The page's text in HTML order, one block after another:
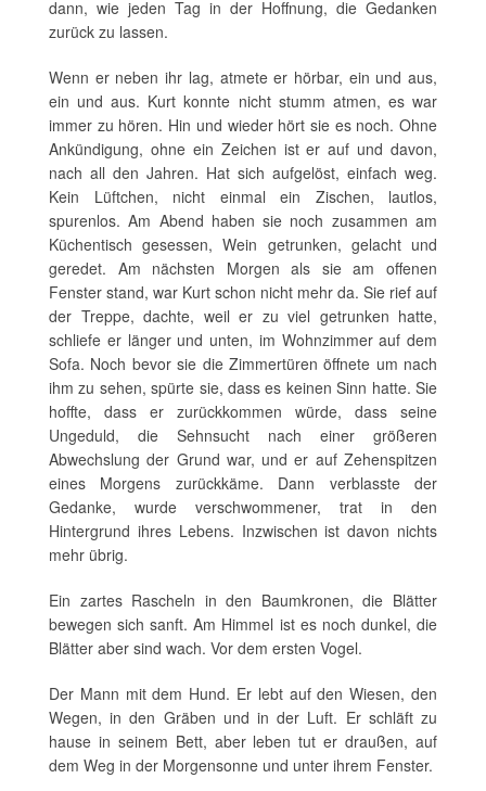
dann, wie jeden Tag in der Hoffnung, die Gedanken
zurück zu lassen.
Wenn er neben ihr lag, atmete er hörbar, ein und aus,
ein und aus. Kurt konnte nicht stumm atmen, es war
immer zu hören. Hin und wieder hört sie es noch. Ohne
Ankündigung, ohne ein Zeichen ist er auf und davon,
nach all den Jahren. Hat sich aufgelöst, einfach weg.
Kein Lüftchen, nicht einmal ein Zischen, lautlos,
spurenlos. Am Abend haben sie noch zusammen am
Küchentisch gesessen, Wein getrunken, gelacht und
geredet. Am nächsten Morgen als sie am offenen
Fenster stand, war Kurt schon nicht mehr da. Sie rief auf
der Treppe, dachte, weil er zu viel getrunken hatte,
schliefe er länger und unten, im Wohnzimmer auf dem
Sofa. Noch bevor sie die Zimmertüren öffnete um nach
ihm zu sehen, spürte sie, dass es keinen Sinn hatte. Sie
hoffte, dass er zurückkommen würde, dass seine
Ungeduld, die Sehnsucht nach einer größeren
Abwechslung der Grund war, und er auf Zehenspitzen
eines Morgens zurückkäme. Dann verblasste der
Gedanke, wurde verschwommener, trat in den
Hintergrund ihres Lebens. Inzwischen ist davon nichts
mehr übrig.
Ein zartes Rascheln in den Baumkronen, die Blätter
bewegen sich sanft. Am Himmel ist es noch dunkel, die
Blätter aber sind wach. Vor dem ersten Vogel.
Der Mann mit dem Hund. Er lebt auf den Wiesen, den
Wegen, in den Gräben und in der Luft. Er schläft zu
hause in seinem Bett, aber leben tut er draußen, auf
dem Weg in der Morgensonne und unter ihrem Fenster.